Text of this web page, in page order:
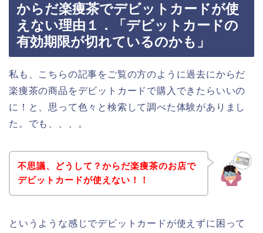
からだ楽痩茶でデビットカードが使
えない理由１．「デビットカードの
有効期限が切れているのかも」
私も、こちらの記事をご覧の方のように過去にからだ
楽痩茶の商品をデビットカードで購入できたらいいの
に！と、思って色々と検索して調べた体験がありまし
た。でも、、、。
不思議、どうして？からだ楽痩茶のお店で
デビットカードが使えない！！
というような感じでデビットカードが使えずに困って